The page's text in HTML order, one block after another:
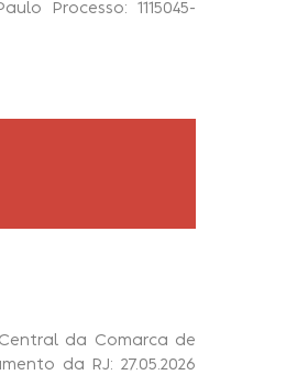
Processo: 1115045-
da Comarca de
da RJ: 27.05.2026